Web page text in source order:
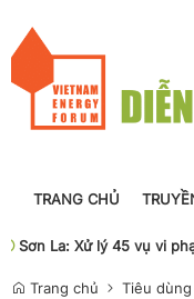
TRANG CHỦ
La: Xử lý 45 vụ vi phạm
Trang chủ Tiêu dùng